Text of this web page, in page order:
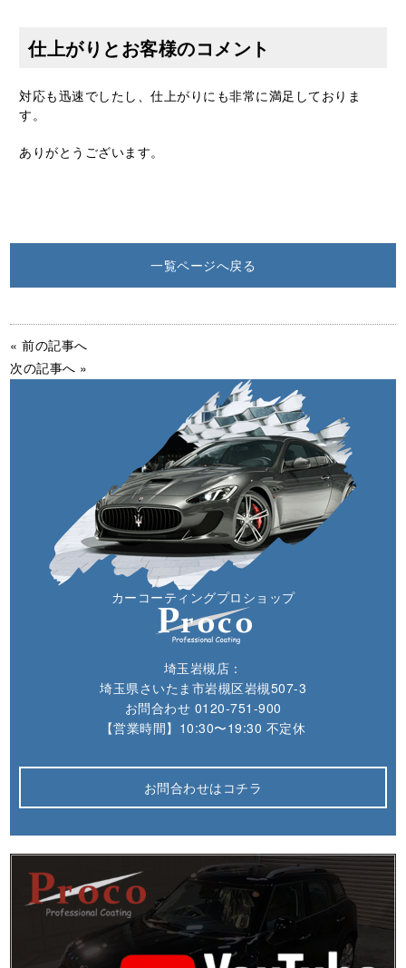
仕上がりとお客様のコメント
対応も迅速でしたし、仕上がりにも非常に満足しておりま
す。
ありがとうございます。
一覧ページへ戻る
« 前の記事へ
次の記事へ »
カーコーティングプロショップ
埼玉岩槻店：
埼玉県さいたま市岩槻区岩槻507-3
お問合わせ 0120-751-900
【営業時間】10:30〜19:30 不定休
お問合わせはコチラ